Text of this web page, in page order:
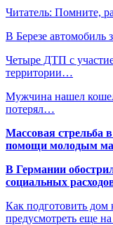
Читатель: Помните,
В Березе автомобиль
Четыре ДТП с
территории…
Мужчина нашел
потерял…
Массовая стрельба
помощи молодым
В Германии
социальных
Как подготовить дом
предусмотреть еще